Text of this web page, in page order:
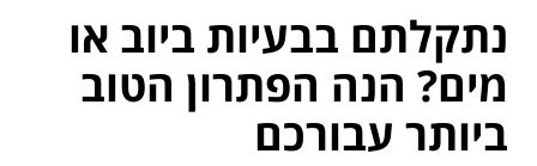
נתקלתם בבעיות ביוב או
מים? הנה הפתרון הטוב
ביותר עבורכם